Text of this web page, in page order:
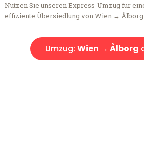
Nutzen Sie unseren Express-Umzug für
effiziente Übersiedlung von Wien → Ålborg.
Umzug: Wien → Ålborg